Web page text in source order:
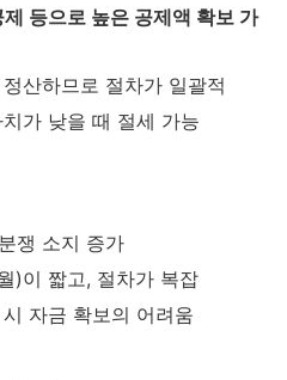
제 등으로 높은 공제액 확보 가
정산하므로 절차가 일괄적
치가 낮을 때 절세 가능
분쟁 소지 증가
)이 짧고, 절차가 복잡
시 자금 확보의 어려움